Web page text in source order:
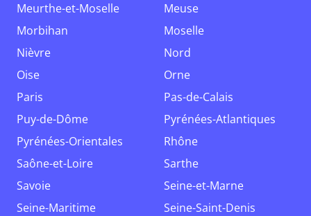
Meurthe-et-Moselle
Meuse
Morbihan
Moselle
Nièvre
Nord
Oise
Orne
Paris
Pas-de-Calais
Puy-de-Dôme
Pyrénées-Atlantiques
Pyrénées-Orientales
Rhône
Saône-et-Loire
Sarthe
Savoie
Seine-et-Marne
Seine-Maritime
Seine-Saint-Denis